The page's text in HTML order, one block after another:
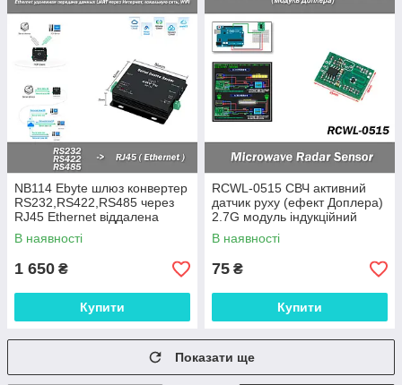
NB114 Ebyte шлюз конвертер
RS232,RS422,RS485 через
RJ45 Ethernet віддалена
передача даних UART через
Інтернет, локальну мережу, W
В наявності
1 650 ₴
Купити
RCWL-0515 СВЧ активний
датчик руху (ефект Доплера)
2.7G модуль індукційний
детектор об'єктів, що
рухаються мікрохвильовий
В наявності
75 ₴
Купити
Показати ще